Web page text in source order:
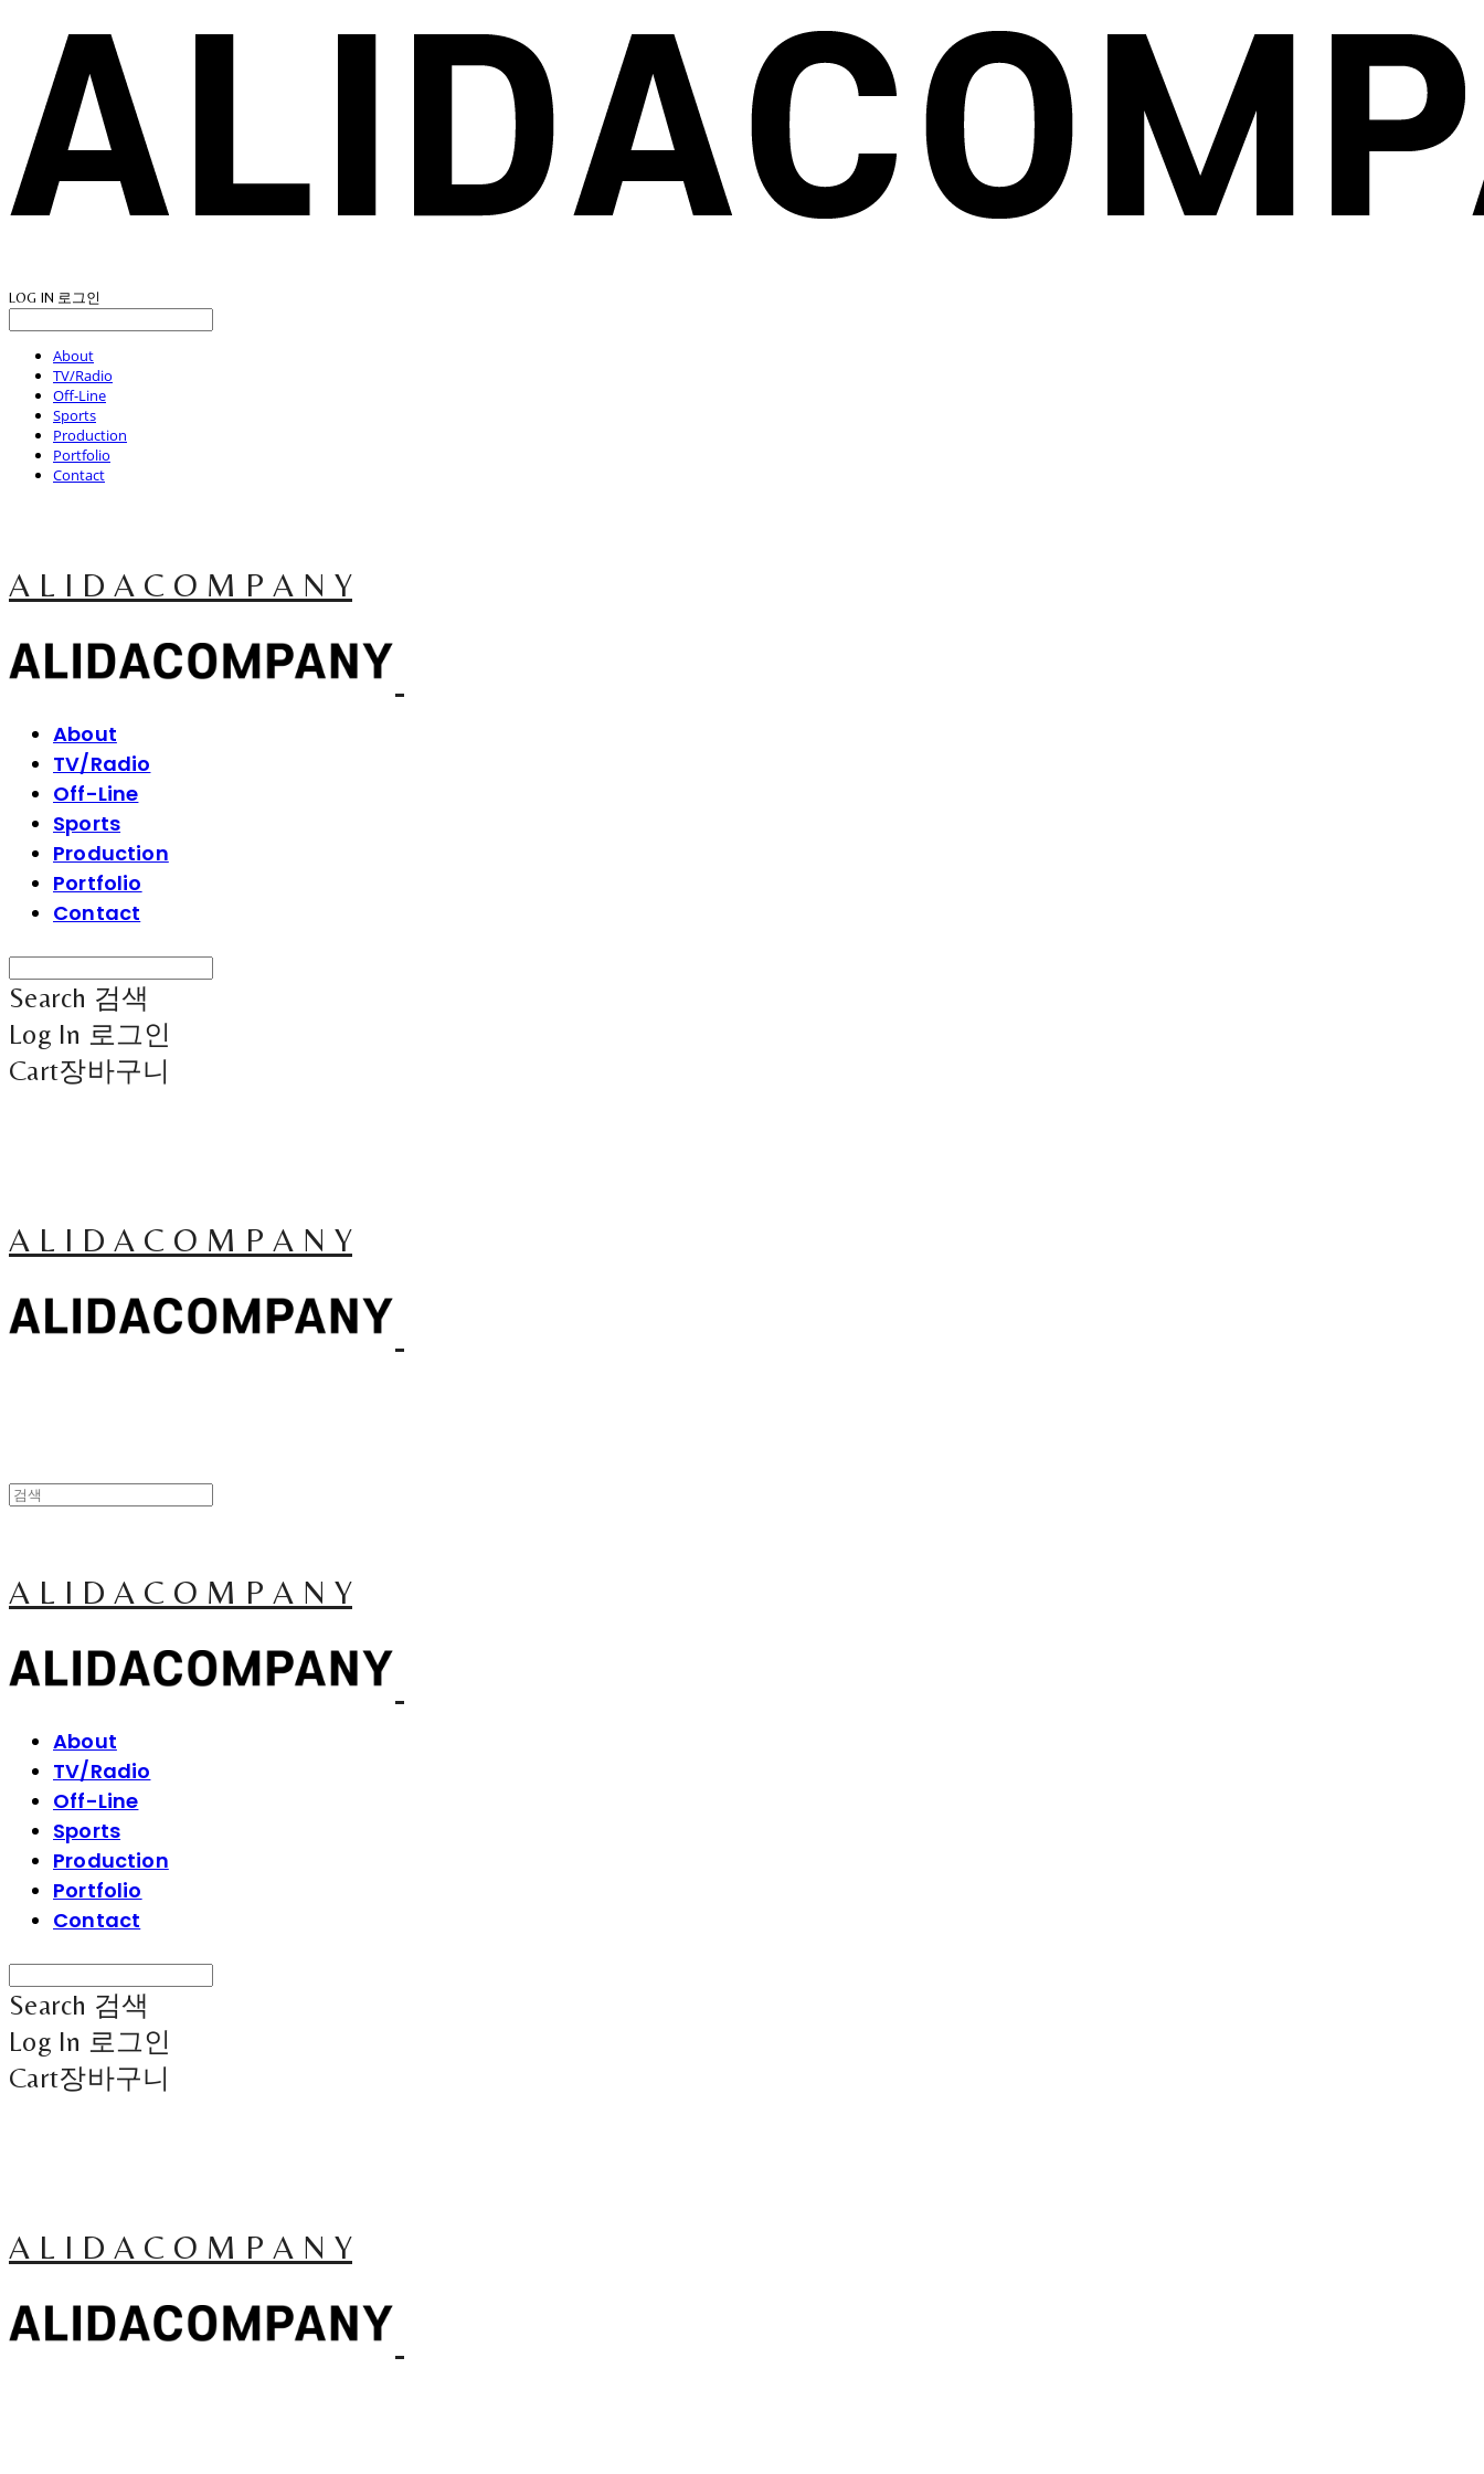
LOG IN 로그인
About
TV/Radio
Off-Line
Sports
Production
Portfolio
Contact
A L I D A C O M P A N Y
About
TV/Radio
Off-Line
Sports
Production
Portfolio
Contact
Search 검색
Log In 로그인
Cart장바구니
A L I D A C O M P A N Y
A L I D A C O M P A N Y
About
TV/Radio
Off-Line
Sports
Production
Portfolio
Contact
Search 검색
Log In 로그인
Cart장바구니
A L I D A C O M P A N Y